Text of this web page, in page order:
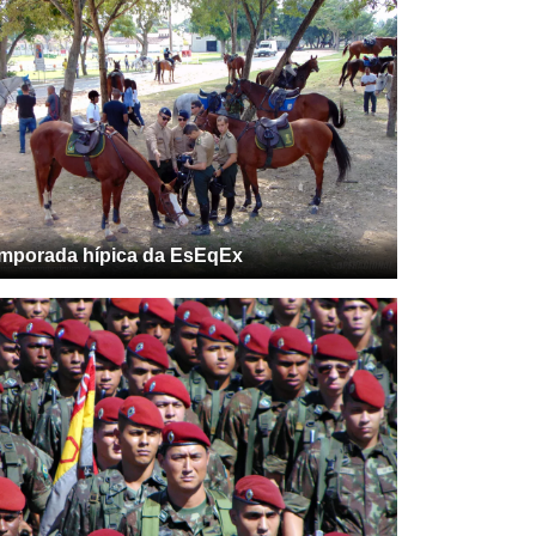
hípica da EsEqEx